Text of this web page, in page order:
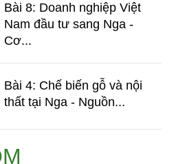
Bài 8: Doanh nghiệp Việt
Nam đầu tư sang Nga -
Cơ...
Bài 4: Chế biến gỗ và nội
thất tại Nga - Nguồn...